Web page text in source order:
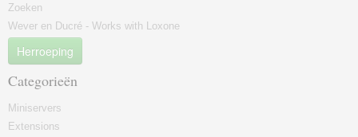
Zoeken
Wever en Ducré - Works with Loxone
Herroeping
Categorieën
Miniservers
Extensions